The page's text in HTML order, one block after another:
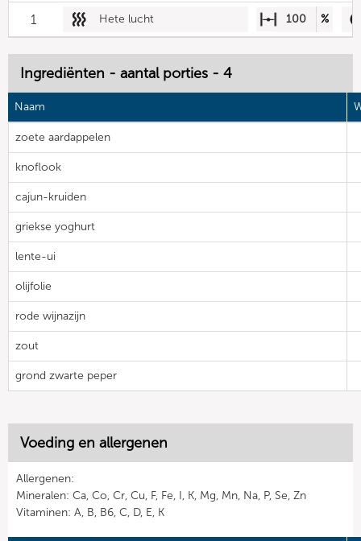
1 Hete lucht 100 %
Ingrediënten - aantal porties - 4
Naam
zoete aardappelen
knoflook
cajun-kruiden
griekse yoghurt
lente-ui
olijfolie
rode wijnazijn
zout
grond zwarte peper
Voeding en allergenen
Allergenen:
Mineralen: Ca, Co, Cr, Cu, F, Fe, I, K, Mg, Mn, Na, P, Se, Zn
Vitaminen: A, B, B6, C, D, E, K